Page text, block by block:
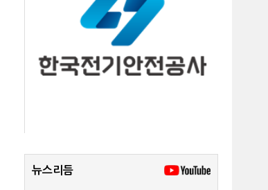
뉴스리듬